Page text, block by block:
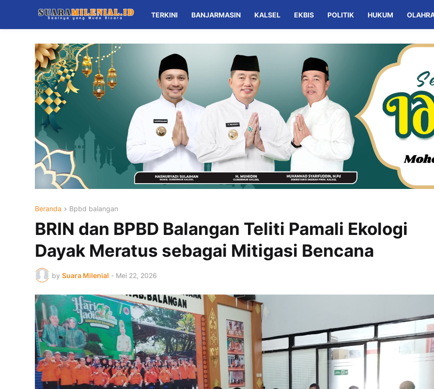
TERKINI BANJARMASIN KALSEL EKBIS POLITIK HUKUM
Beranda Bpbd balangan
BRIN dan BPBD Balangan Teliti Pamali Ekologi
Dayak Meratus sebagai Mitigasi Bencana
by Suara Milenial - Mei 22, 2026